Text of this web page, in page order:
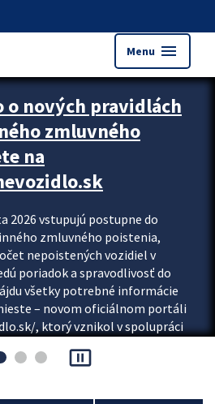
Menu menu
o nových pravidlách
zmluvného
na
2026 vstupujú postupne do
zmluvného poistenia,
nepoistených vozidiel v
poriadok a spravodlivosť do
všetky potrebné informácie
– novom oficiálnom portáli
, ktorý vznikol v spolupráci
a Ministerstva vnútra SR.
pause_presentation